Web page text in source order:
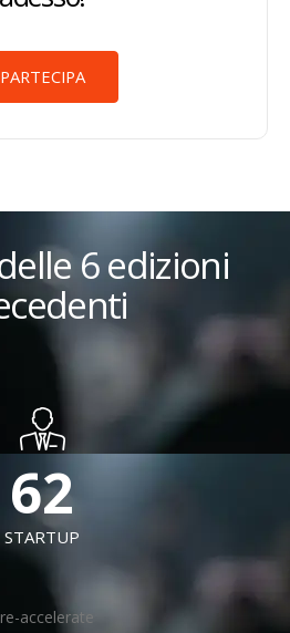
PARTECIPA
6 edizioni
70+
STARTUP
accelerate